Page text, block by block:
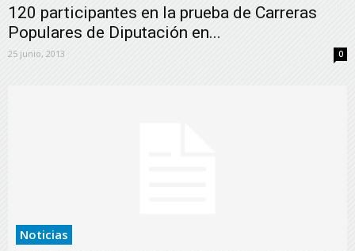
120 participantes en la prueba de Carreras
Populares de Diputación en...
25 junio, 2013 0
Noticias